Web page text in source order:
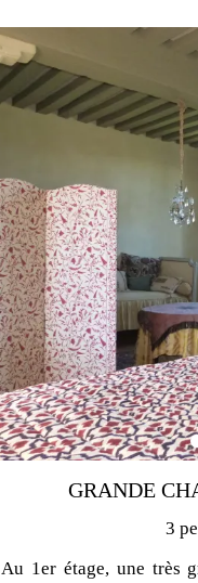
GRANDE
3
Au 1er étage, une très